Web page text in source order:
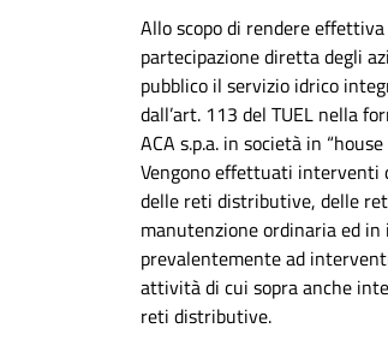
Allo scopo di rendere
partecipazione diretta degli
pubblico il servizio idrico
dall’art. 113 del TUEL nella
ACA s.p.a. in società in
Vengono effettuati interventi
delle reti distributive, delle
manutenzione ordinaria ed
prevalentemente ad
attività di cui sopra anche
reti distributive.